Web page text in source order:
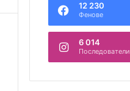
12 230
Фенове
6 014
Последователи